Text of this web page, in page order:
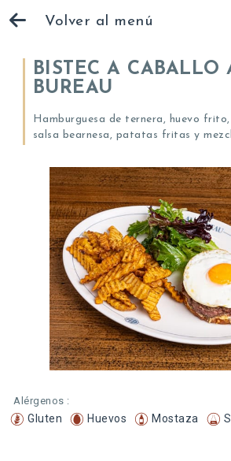
Volver al menú
BISTEC A CABALLO
BUREAU
Hamburguesa de ternera, huevo
salsa bearnesa, patatas fritas y
Alérgenos :
Gluten Huevos Mostaza